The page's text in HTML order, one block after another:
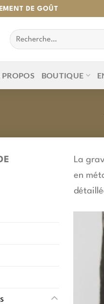
DE GOÛT
Recherche
pour :
PROPOS BOUTIQUE
La
en